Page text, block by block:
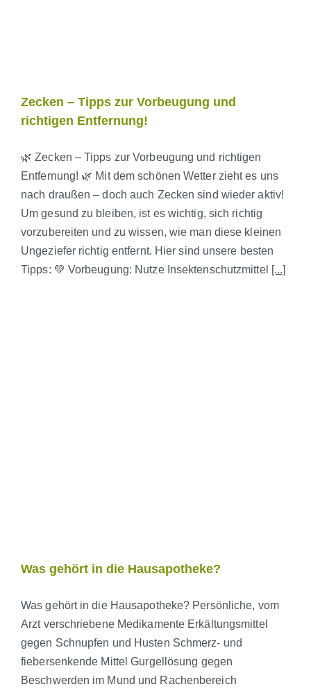
Zecken – Tipps zur Vorbeugung und
richtigen Entfernung!
🌿 Zecken – Tipps zur Vorbeugung und richtigen
Entfernung! 🌿 Mit dem schönen Wetter zieht es uns
nach draußen – doch auch Zecken sind wieder aktiv!
Um gesund zu bleiben, ist es wichtig, sich richtig
vorzubereiten und zu wissen, wie man diese kleinen
Ungeziefer richtig entfernt. Hier sind unsere besten
Tipps: 💚 Vorbeugung: Nutze Insektenschutzmittel [...]
Was gehört in die Hausapotheke?
Was gehört in die Hausapotheke? Persönliche, vom
Arzt verschriebene Medikamente Erkältungsmittel
gegen Schnupfen und Husten Schmerz- und
fiebersenkende Mittel Gurgellösung gegen
Beschwerden im Mund und Rachenbereich